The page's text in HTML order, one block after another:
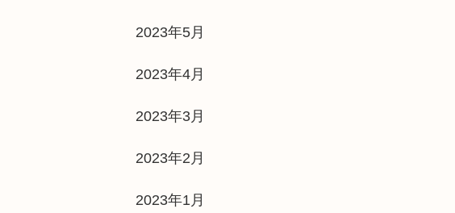
2023年5月
2023年4月
2023年3月
2023年2月
2023年1月